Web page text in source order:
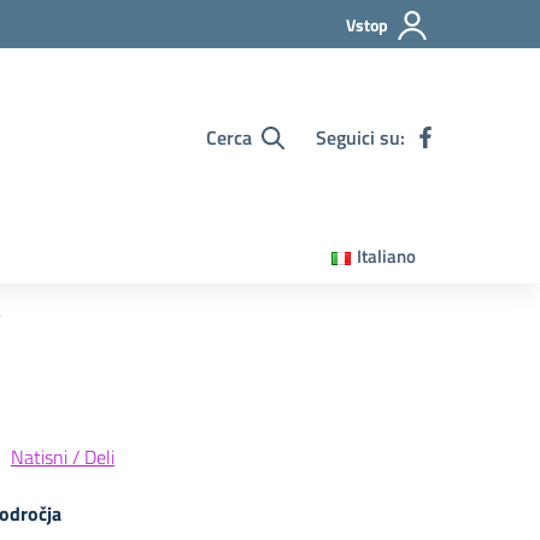
Vstop
Cerca Seguici su:
Italiano
Natisni / Deli